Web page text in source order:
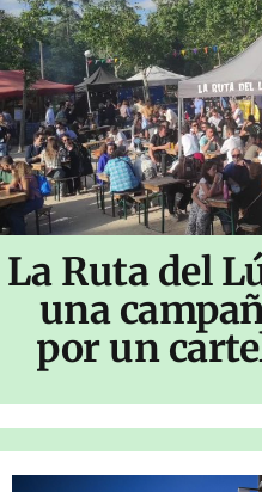
La Ruta del
una
por un